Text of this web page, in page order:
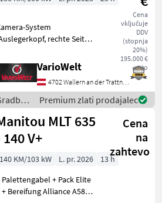
Cena
vključuje
DDV
(stopnja
20%)
195.000 €
neto
System
rechte Seite,
Steckdose mit 24V
Straßenzulassung
Sonnenblende, Leiter +
VarioWelt
4702 Wallern an der Trattnach
/
Premium zlati prodajalec
MLT 635
140 V+
Cena
na
zahtevo
140 KM/103 kW L. pr. 2026
13 h
Palettengabel + Pack Elite
+ Bereifung Alliance A585